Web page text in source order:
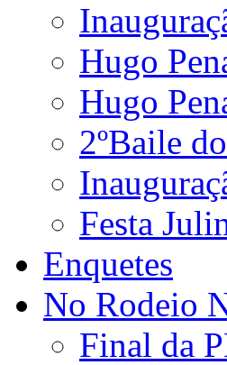
Hugo
Hugo
2ºBaile
Festa
Enquetes
No Rodeio
Final da